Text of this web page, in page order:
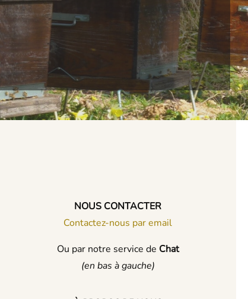
NOUS CONTACTER
Contactez-nous par email
Ou par notre service de Chat
(en bas à gauche)